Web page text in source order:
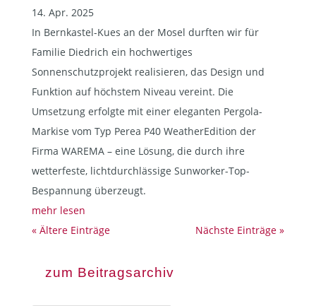
14. Apr. 2025
In Bernkastel-Kues an der Mosel durften wir für
Familie Diedrich ein hochwertiges
Sonnenschutzprojekt realisieren, das Design und
Funktion auf höchstem Niveau vereint. Die
Umsetzung erfolgte mit einer eleganten Pergola-
Markise vom Typ Perea P40 WeatherEdition der
Firma WAREMA – eine Lösung, die durch ihre
wetterfeste, lichtdurchlässige Sunworker-Top-
Bespannung überzeugt.
mehr lesen
« Ältere Einträge
Nächste Einträge »
zum Beitragsarchiv